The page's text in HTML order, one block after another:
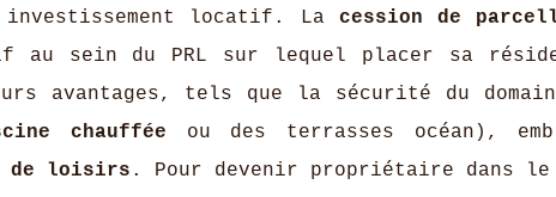
investissement locatif. La cession de
sein du PRL sur lequel placer sa
avantages, tels que la sécurité du
chauffée ou des terrasses océan),
de loisirs . Pour devenir propriétaire dans